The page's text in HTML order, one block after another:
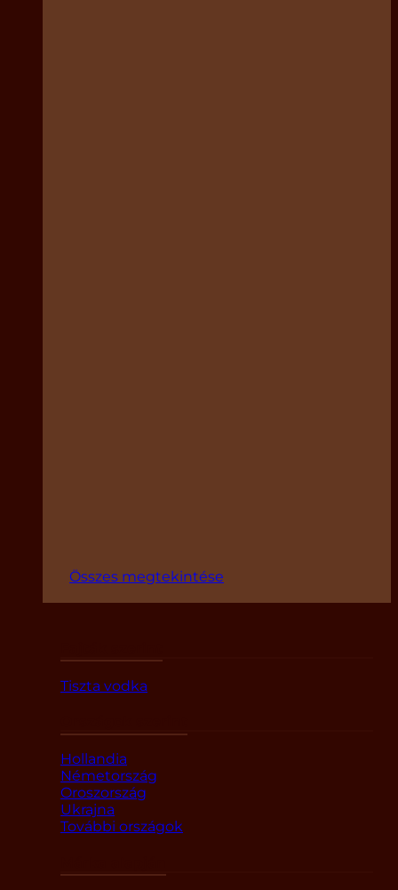
Összes megtekintése
Tiszta vodka
Hollandia
Németország
Oroszország
Ukrajna
További országok